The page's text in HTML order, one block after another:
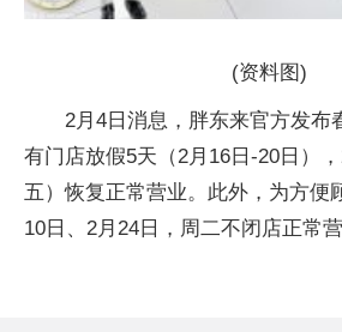
(资料图)
2月4日消息，胖东来官方发布
有门店放假5天（2月16日-20日）
五）恢复正常营业。此外，为方便
10日、2月24日，周二不闭店正常营